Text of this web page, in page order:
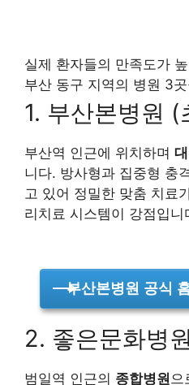
실제 환자들의 만족도가
부산 동구 지역의 병원 3
1. 부산본병원 (
부산역 인근에 위치하며
니다. 방사형과 집중형 충
고 있어 정밀한 맞춤 치료
리치료 시스템이 강점입니
부산본병원 공식
2. 좋은문화병
범일역 인근의 종합병원 으